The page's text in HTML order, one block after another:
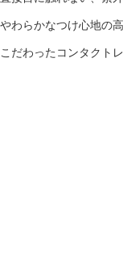
やわらかなつけ心地の
こだわったコンタクトレ